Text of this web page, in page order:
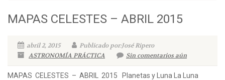
MAPAS CELESTES – ABRIL 2015
abril 2, 2015
Publicado por:José Ripero
ASTRONOMÍA PRÁCTICA
Sin comentarios aún
MAPAS CELESTES – ABRIL 2015 Planetas y Luna La Luna